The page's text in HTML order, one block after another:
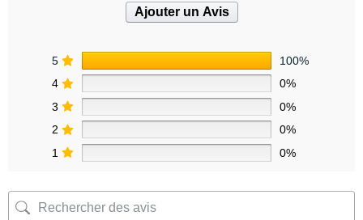
Ajouter un Avis
5
100%
4
0%
3
0%
2
0%
1
0%